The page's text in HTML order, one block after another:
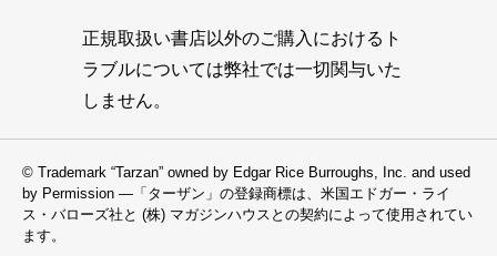
正規取扱い書店以外のご購入におけるト
ラブルについては弊社では一切関与いた
しません。
© Trademark “Tarzan” owned by Edgar Rice Burroughs, Inc. and used
by Permission —「ターザン」の登録商標は、米国エドガー・ライ
ス・バローズ社と (株) マガジンハウスとの契約によって使用されてい
ます。